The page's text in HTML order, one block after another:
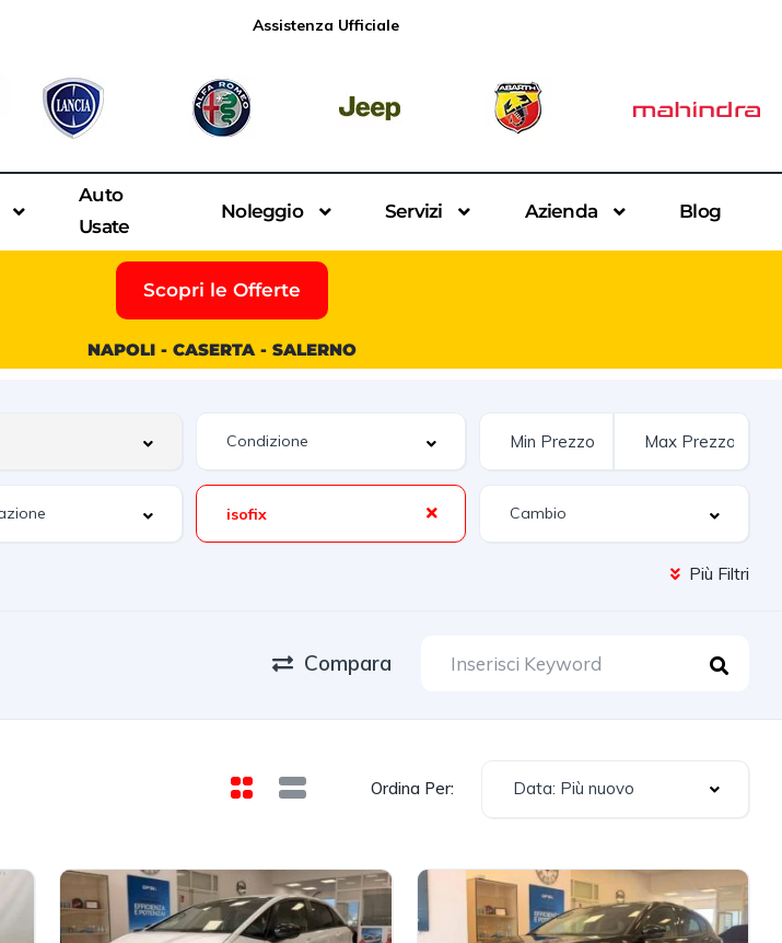
Assistenza Ufficiale
Auto
Usate
Noleggio Servizi Azienda Blog
Scopri le Offerte
NAPOLI - CASERTA - SALERNO
isofix
Più Filtri
Compara
Ordina Per: Data: Più nuovo